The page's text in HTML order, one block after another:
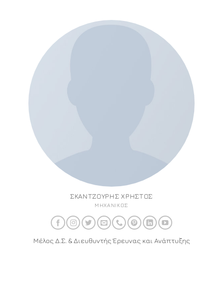
ΣΚΑΝΤΖΟΎΡΗΣ ΧΡΉΣΤΟΣ
ΜΗΧΑΝΙΚΌΣ
Μέλος Δ.Σ. & Διευθυντής Έρευνας και Ανάπτυξης